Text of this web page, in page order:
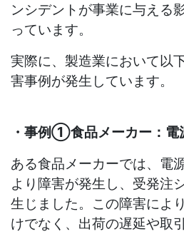
ンシデントが事業に与える
っています。
実際に、製造業において以
害事例が発生しています。
・事例①食品メーカー：電
ある食品メーカーでは、電
より障害が発生し、受発注
生じました。この障害によ
けでなく、出荷の遅延や取